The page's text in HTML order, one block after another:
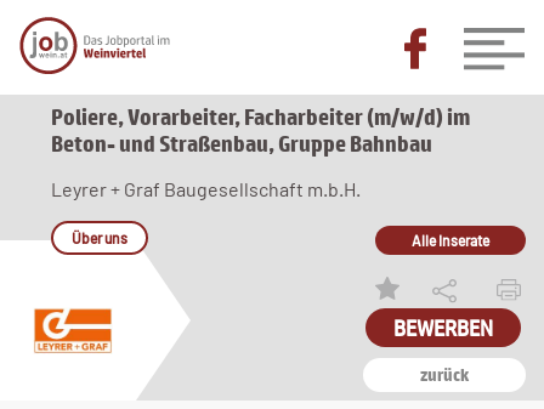
Poliere, Vorarbeiter, Facharbeiter (m/w/d) im
Beton- und Straßenbau, Gruppe Bahnbau
zurück
Leyrer + Graf Baugesellschaft m.b.H.
Über uns Alle Inserate